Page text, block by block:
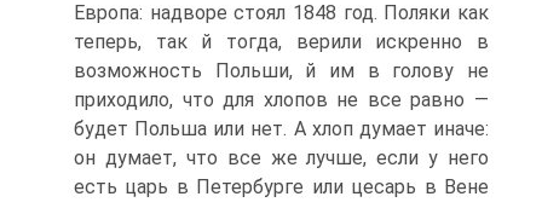
Европа: надворе стоял 1848 год. Поляки как
теперь, так й тогда, верили искренно в
возможность Польши, й им в голову не
приходило, что для хлопов не все равно —
будет Польша или нет. А хлоп думает иначе:
он думает, что все же лучше, если у него
есть царь в Петербурге или цесарь в Вене